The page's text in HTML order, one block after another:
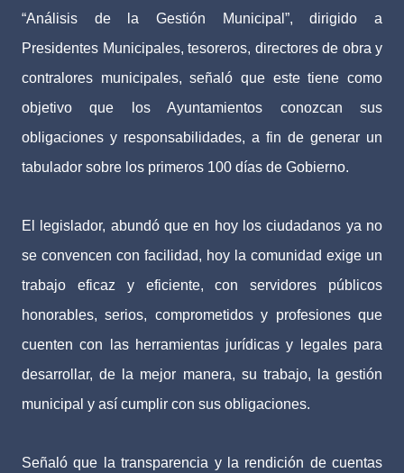
“Análisis de la Gestión Municipal”, dirigido a
Presidentes Municipales, tesoreros, directores de obra y
contralores municipales, señaló que este tiene como
objetivo que los Ayuntamientos conozcan sus
obligaciones y responsabilidades, a fin de generar un
tabulador sobre los primeros 100 días de Gobierno.
El legislador, abundó que en hoy los ciudadanos ya no
se convencen con facilidad, hoy la comunidad exige un
trabajo eficaz y eficiente, con servidores públicos
honorables, serios, comprometidos y profesiones que
cuenten con las herramientas jurídicas y legales para
desarrollar, de la mejor manera, su trabajo, la gestión
municipal y así cumplir con sus obligaciones.
Señaló que la transparencia y la rendición de cuentas